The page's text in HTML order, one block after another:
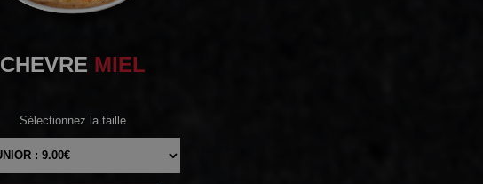
CHEVRE MIEL
Sélectionnez la taille